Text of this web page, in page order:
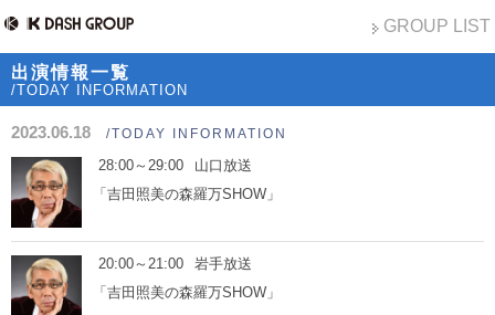
GROUP LIST
出演情報一覧
/TODAY INFORMATION
2023.06.18 /TODAY INFORMATION
28:00～29:00
山口放送
「吉田照美の森羅万SHOW」
20:00～21:00
岩手放送
「吉田照美の森羅万SHOW」